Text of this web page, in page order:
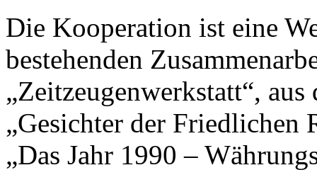
Die Kooperation ist eine
bestehenden
„Zeitzeugenwerkstatt“,
„Gesichter der Friedlichen
„Das Jahr 1990 –